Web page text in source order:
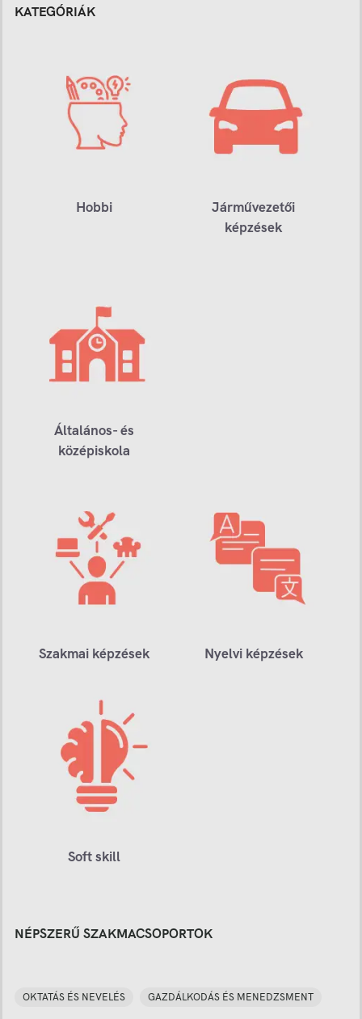
KATEGÓRIÁK
Hobbi
Járművezetői
képzések
Általános- és
középiskola
Szakmai képzések Nyelvi képzések
Soft skill
NÉPSZERŰ SZAKMACSOPORTOK
OKTATÁS ÉS NEVELÉS GAZDÁLKODÁS ÉS MENEDZSMENT